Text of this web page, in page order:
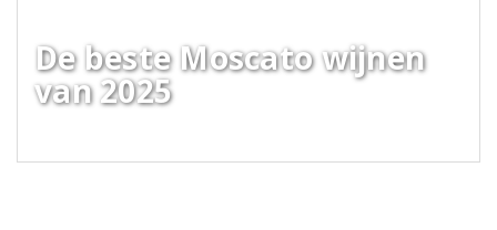
De beste Moscato wijnen
van 2025